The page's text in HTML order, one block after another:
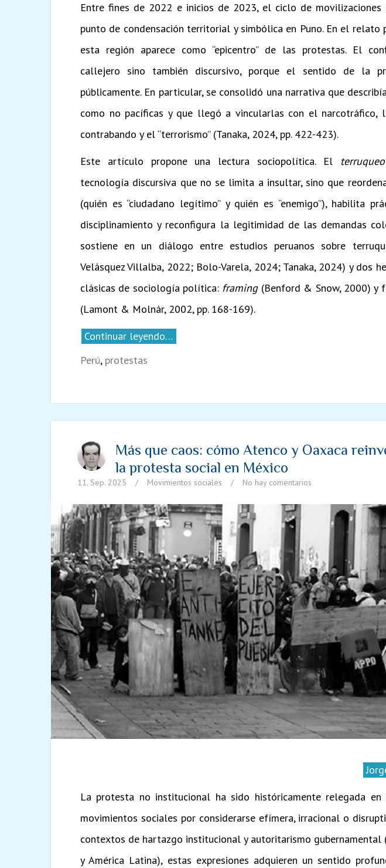
Entre fines de 2022 e inicios de 2023, el ciclo de
punto de condensación territorial y simbólica en Puno. En el
esta región aparece como “epicentro” de las protestas. El
callejero sino también discursivo, porque el sentido de la
públicamente. En particular, se consolidó una narrativa que
como no pacíficas y que llegó a vincularlas con el narcotráfico,
contrabando y el “terrorismo” (Tanaka, 2024, pp. 422-423).
Este artículo propone una lectura sociopolítica. El
terruqueo
tecnología discursiva que no se limita a insultar, sino que
(quién es “ciudadano legítimo” y quién es “enemigo”), habilita
disciplinamiento y reconfigura la legitimidad de las demandas
sostiene en un diálogo entre estudios peruanos sobre
Velásquez Villalba, 2022; Bolo-Varela, 2024; Tanaka, 2024) y dos
clásicas de sociología política: framing(Benford & Snow, 2000) y
(Lamont & Molnár, 2002, pp. 168-169).
Continuar leyendo…
Perú, protestas
Más que caos: cómo Atenco y Oaxaca
la protesta social en México
11. Sep. 2025 / Movimientos sociales / No hay comentarios
La protesta no institucional ha sido históricamente relegada
movimientos sociales por considerarse efímera, irracional o
contextos de hartazgo institucional y autoritarismo gubernamental
y América Latina), estas expresiones adquieren un sentido